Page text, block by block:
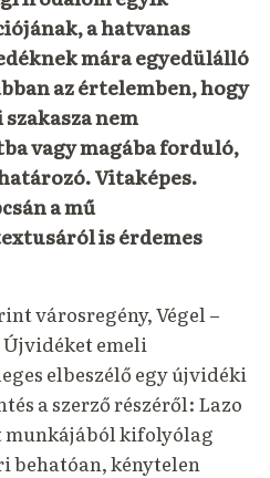
a hatvanas
mára egyedülálló
az értelemben, hogy
nem
vagy magába forduló,
Vitaképes.
a mű
is érdemes
városregény, Végel –
emeli
elbeszélő egy újvidéki
a szerző részéről: Lazo
munkájából kifolyólag
behatóan, kénytelen